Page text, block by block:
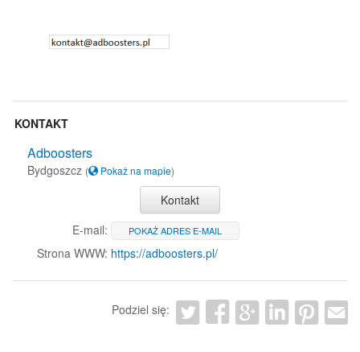
KONTAKT
Adboosters
Bydgoszcz ( Pokaż na mapie)
Kontakt
E-mail:
POKAŻ ADRES E-MAIL
Strona WWW: https://adboosters.pl/
Podziel się: